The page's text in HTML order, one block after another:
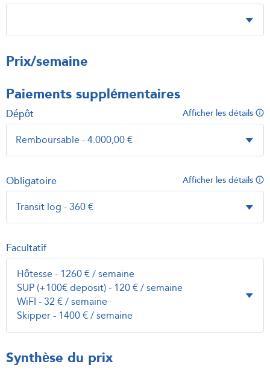
Prix/semaine
Paiements supplémentaires
Afficher les détails
Dépôt
Afficher les détails
Obligatoire
Facultatif
Synthèse du prix